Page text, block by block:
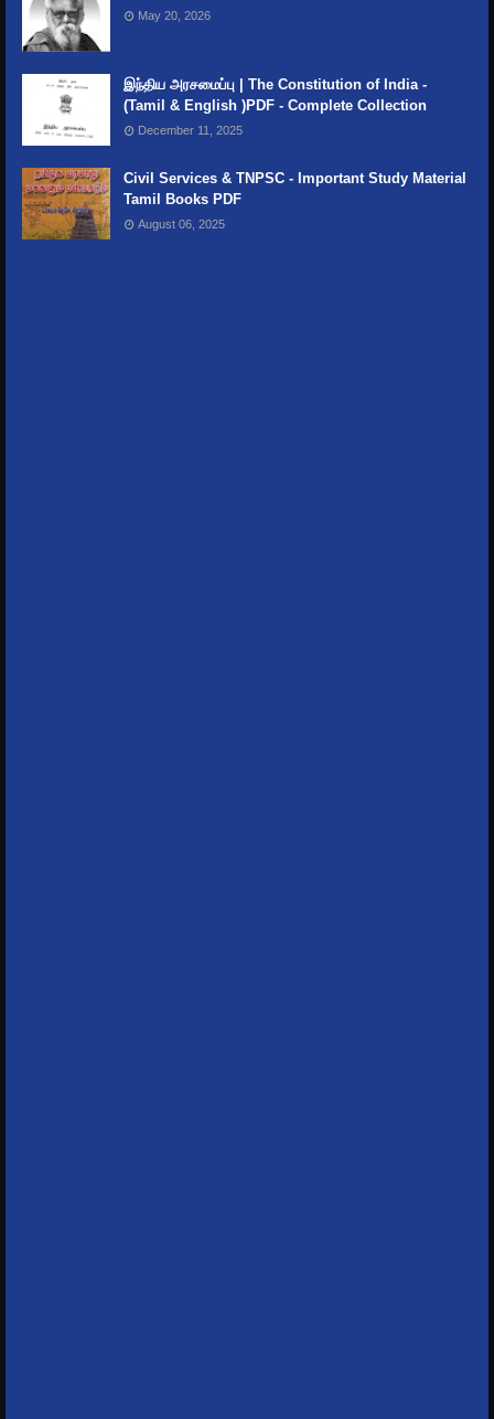
May 20, 2026
இந்திய அரசமைப்பு | The Constitution of India -
(Tamil & English )PDF - Complete Collection
December 11, 2025
Civil Services & TNPSC - Important Study Material
Tamil Books PDF
August 06, 2025